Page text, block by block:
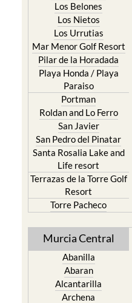
Los Belones
Los Nietos
Los Urrutias
Mar Menor Golf Resort
Pilar de la Horadada
Playa Honda / Playa
Paraiso
Portman
Roldan and Lo Ferro
San Javier
San Pedro del Pinatar
Santa Rosalia Lake and
Life resort
Terrazas de la Torre Golf
Resort
Torre Pacheco
Murcia Central
Abanilla
Abaran
Alcantarilla
Archena